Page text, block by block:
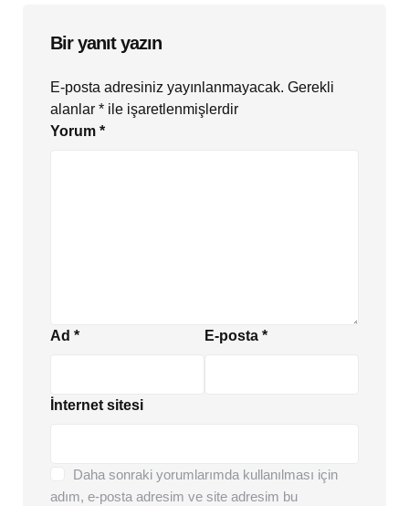
Bir yanıt yazın
E-posta adresiniz yayınlanmayacak. Gerekli
alanlar * ile işaretlenmişlerdir
Yorum *
Ad * E-posta *
İnternet sitesi
Daha sonraki yorumlarımda kullanılması için
adım, e-posta adresim ve site adresim bu